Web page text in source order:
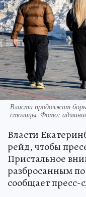
Власти продолжат
столицы. Фото:
Власти
рейд, чтобы
Пристальное
разбросанным
сообщает пресс-